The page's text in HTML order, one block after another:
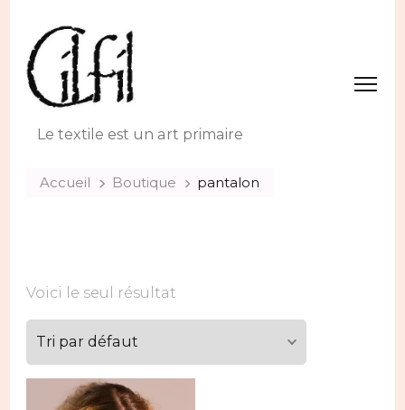
Le textile est un art primaire
Accueil Boutique pantalon
Voici le seul résultat